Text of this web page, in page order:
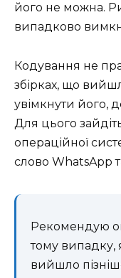
його не можна.
випадково
Кодування не
збірках, що
увімкнути його,
Для цього
операційної
слово WhatsApp
Рекомендую
тому
вийшло